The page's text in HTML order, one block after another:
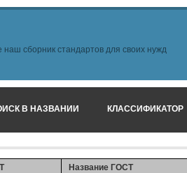
наш сборник стандартов для своих нужд
В НАЗВАНИИ КЛАССИФИКАТОР
Название ГОСТ